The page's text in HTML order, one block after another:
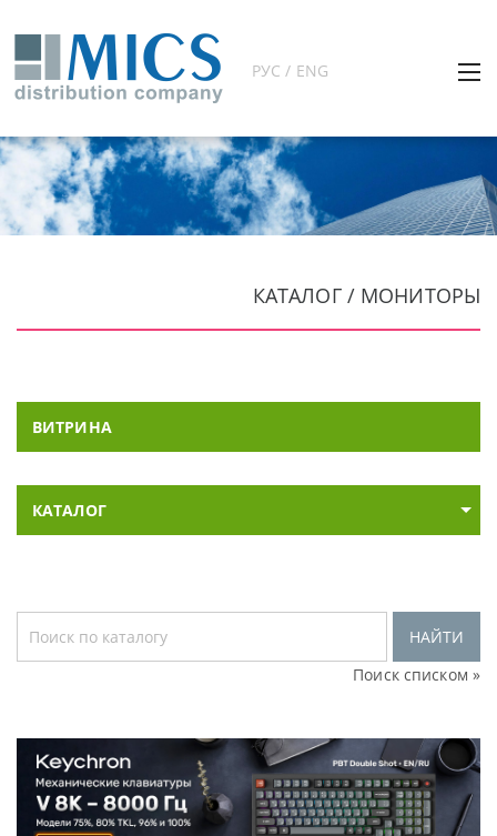
РУС / ENG
КАТАЛОГ / МОНИТОРЫ
ВИТРИНА
КАТАЛОГ
НАЙТИ
Поиск списком »